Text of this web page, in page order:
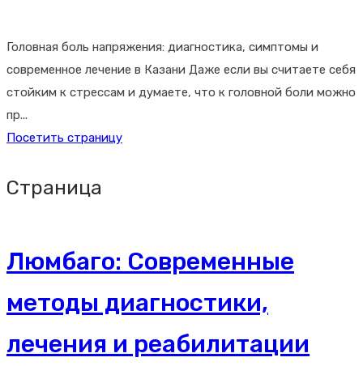
Головная боль напряжения: диагностика, симптомы и
современное лечение в Казани Даже если вы считаете себя
стойким к стрессам и думаете, что к головной боли можно
пр...
Посетить страницу
Страница
Люмбаго: Современные
методы диагностики,
лечения и реабилитации